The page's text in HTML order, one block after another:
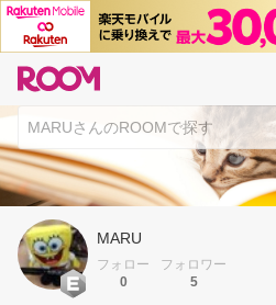
MARU
フォロー
0
フォロワー
5